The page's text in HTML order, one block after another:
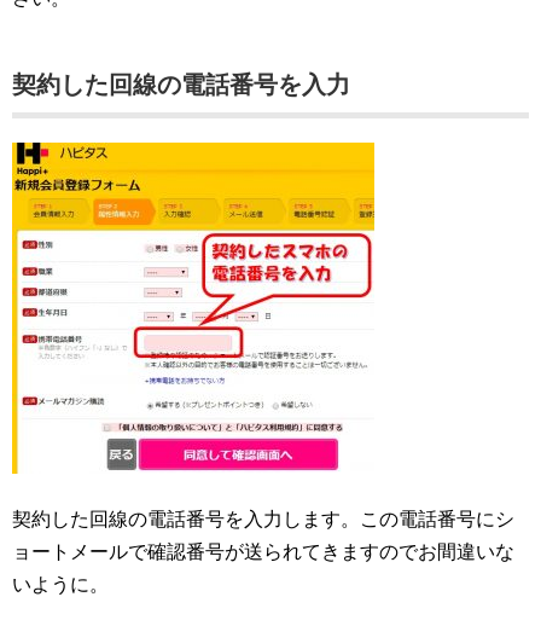
契約した回線の電話番号を入力
契約した回線の電話番号を入力します。この電話番号にシ
ョートメールで確認番号が送られてきますのでお間違いな
いように。